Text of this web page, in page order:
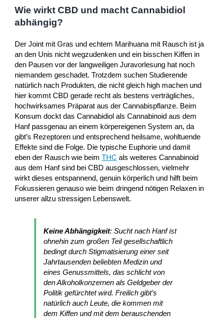
Wie wirkt CBD und macht Cannabidiol
abhängig?
Der Joint mit Gras und echtem Marihuana mit Rausch ist ja
an den Unis nicht wegzudenken und ein bisschen Kiffen in
den Pausen vor der langweiligen Juravorlesung hat noch
niemandem geschadet. Trotzdem suchen Studierende
natürlich nach Produkten, die nicht gleich high machen und
hier kommt CBD gerade recht als bestens verträgliches,
hochwirksames Präparat aus der Cannabispflanze. Beim
Konsum dockt das Cannabidiol als Cannabinoid aus dem
Hanf passgenau an einem körpereigenen System an, da
gibt’s Rezeptoren und entsprechend heilsame, wohltuende
Effekte sind die Folge. Die typische Euphorie und damit
eben der Rausch wie beim THC als weiteres Cannabinoid
aus dem Hanf sind bei CBD ausgeschlossen, vielmehr
wirkt dieses entspannend, genuin körperlich und hilft beim
Fokussieren genauso wie beim dringend nötigen Relaxen in
unserer allzu stressigen Lebenswelt.
Keine Abhängigkeit: Sucht nach Hanf ist
ohnehin zum großen Teil gesellschaftlich
bedingt durch Stigmatisierung einer seit
Jahrtausenden beliebten Medizin und
eines Genussmittels, das schlicht von
den Alkoholkonzernen als Geldgeber der
Politik gefürchtet wird. Freilich gibt’s
natürlich auch Leute, die kommen mit
dem Kiffen und mit dem berauschenden